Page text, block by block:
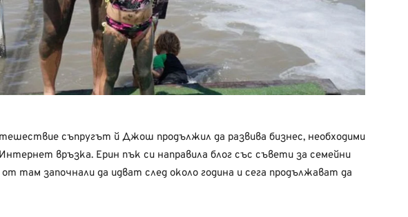
съпругът й Джош продължил да развива бизнес, необходими
връзка. Ерин пък си направила блог със съвети за семейни
там започнали да идват след около година и сега продължават да